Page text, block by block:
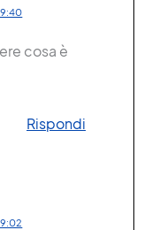
cosa è
Rispondi